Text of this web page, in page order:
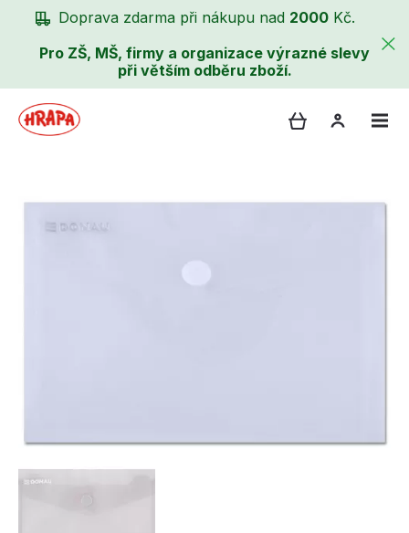
Doprava zdarma při nákupu nad 2000 Kč.
Pro ZŠ, MŠ, firmy a organizace výrazné slevy
při větším odběru zboží.